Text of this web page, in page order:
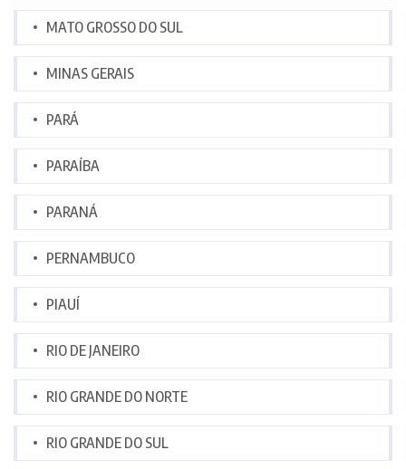
MATO GROSSO DO SUL
MINAS GERAIS
PARÁ
PARAÍBA
PARANÁ
PERNAMBUCO
PIAUÍ
RIO DE JANEIRO
RIO GRANDE DO NORTE
RIO GRANDE DO SUL